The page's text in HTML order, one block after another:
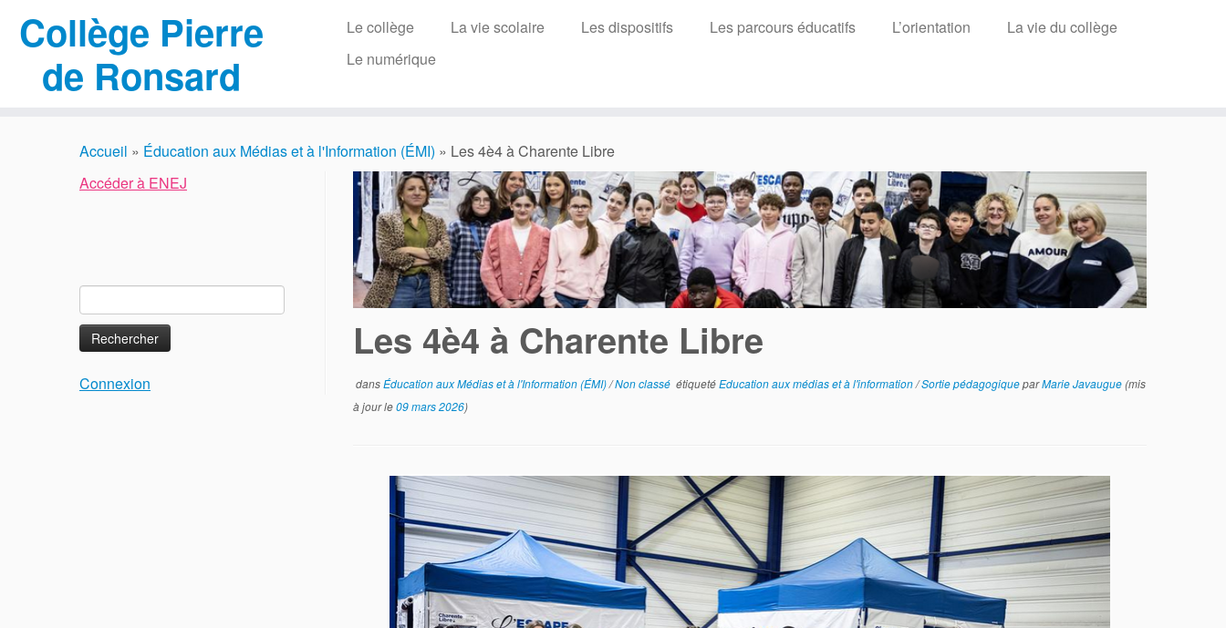
Collège Pierre
de Ronsard
Le collège La vie scolaire Les dispositifs Les parcours éducatifs L’orientation
La vie du collège
Le numérique
Accueil » Éducation aux Médias et à l'Information (ÉMI) » Les 4è4 à Charente Libre
Accéder à ENEJ
Connexion
Les 4è4 à Charente Libre
dansÉducation aux Médias et à l'Information (ÉMI)/Non classé étiquetéEducation aux médias et à l'information/Sortie pédagogiqueparMarie Javaugue(mis
à jour le09 mars 2026)